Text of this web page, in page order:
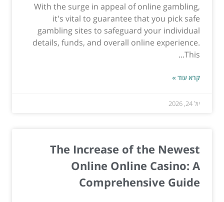
With the surge in appeal of online gambling,
it's vital to guarantee that you pick safe
gambling sites to safeguard your individual
details, funds, and overall online experience.
This...
קרא עוד »
יול 24, 2026
The Increase of the Newest
Online Online Casino: A
Comprehensive Guide